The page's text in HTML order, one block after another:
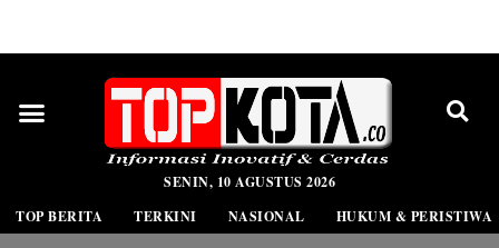
SENIN, 10 AGUSTUS 2026
TOP BERITA
TERKINI NASIONAL HUKUM & PERISTIWA